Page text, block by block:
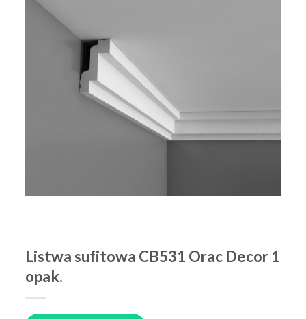
Listwa sufitowa CB531 Orac Decor 1
opak.